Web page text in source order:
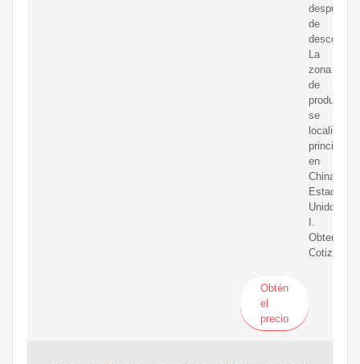
después
de
La
zona
de
producción
se
localiza
en
China,
Estados
Unidos,
Obtener
Cotización
Obtén
el
precio